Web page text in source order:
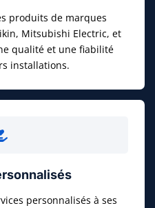
produits de marques
Mitsubishi Electric, et
qualité et une fiabilité
installations.
personnalisés à ses